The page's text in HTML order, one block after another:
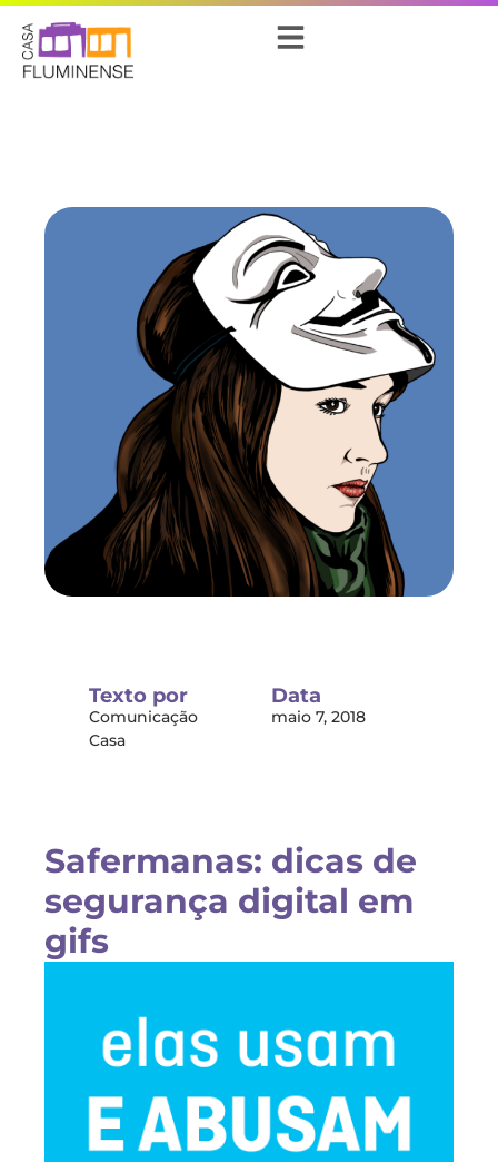
Texto por
Comunicação
Casa
Data
maio 7, 2018
Safermanas: dicas de
segurança digital em
gifs